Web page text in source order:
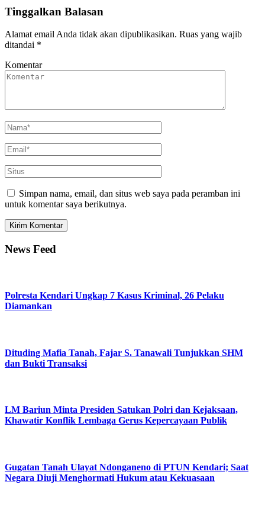
Tinggalkan Balasan
Alamat email Anda tidak akan dipublikasikan. Ruas yang wajib
ditandai *
Komentar
Simpan nama, email, dan situs web saya pada peramban ini
untuk komentar saya berikutnya.
News Feed
Polresta Kendari Ungkap 7 Kasus Kriminal, 26 Pelaku
Diamankan
Dituding Mafia Tanah, Fajar S. Tanawali Tunjukkan SHM
dan Bukti Transaksi
LM Bariun Minta Presiden Satukan Polri dan Kejaksaan,
Khawatir Konflik Lembaga Gerus Kepercayaan Publik
Gugatan Tanah Ulayat Ndonganeno di PTUN Kendari; Saat
Negara Diuji Menghormati Hukum atau Kekuasaan